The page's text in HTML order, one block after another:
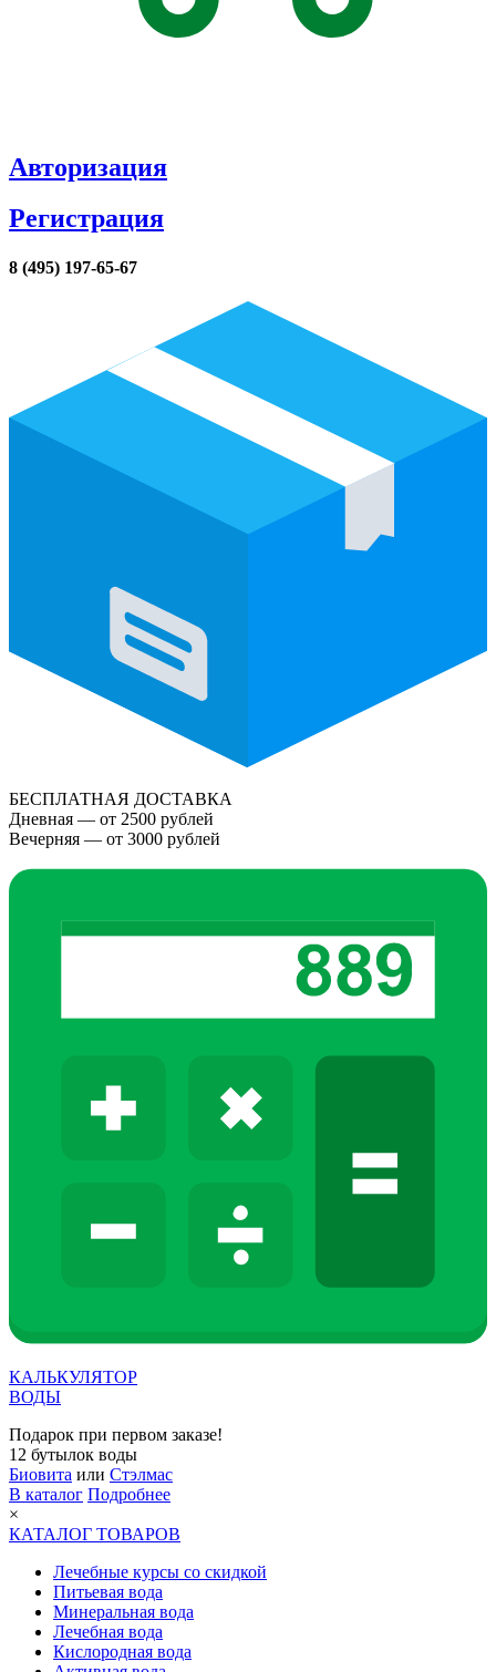
Авторизация
Регистрация
8 (495) 197-65-67
БЕСПЛАТНАЯ ДОСТАВКА
Дневная — от 2500 рублей
Вечерняя — от 3000 рублей
КАЛЬКУЛЯТОР
ВОДЫ
Подарок при первом заказе!
12 бутылок воды
Биовита или Стэлмас
В каталог Подробнее
×
КАТАЛОГ ТОВАРОВ
Лечебные курсы со скидкой
Питьевая вода
Минеральная вода
Лечебная вода
Кислородная вода